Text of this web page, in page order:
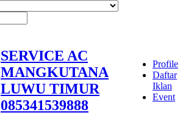
SERVICE AC
MANGKUTANA
LUWU TIMUR
085341539888
Profile
Daftar
Iklan
Event